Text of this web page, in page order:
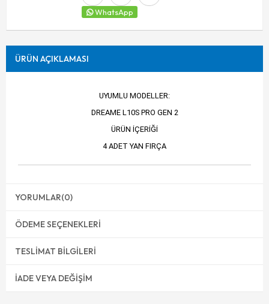
WhatsApp
ÜRÜN AÇIKLAMASI
UYUMLU MODELLER:
DREAME L10S PRO GEN 2
ÜRÜN İÇERİĞİ
4 ADET YAN FIRÇA
YORUMLAR(0)
ÖDEME SEÇENEKLERI
TESLIMAT BILGILERI
İADE VEYA DEĞIŞIM